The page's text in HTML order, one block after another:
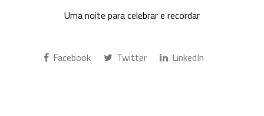
Uma noite para celebrar e recordar
Facebook Twitter LinkedIn